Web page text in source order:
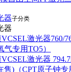
器子分类
器
激光器760/
气专用TO5）
激光器
售)（CPT原子钟专